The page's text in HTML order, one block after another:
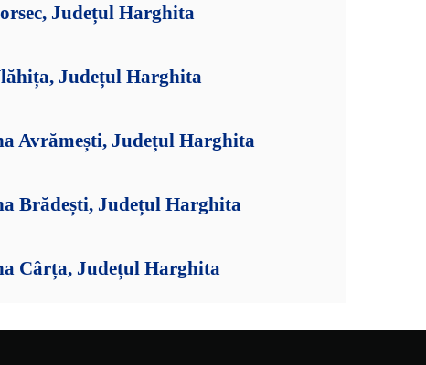
Județul Harghita
Județul Harghita
Avrămești, Județul Harghita
Brădești, Județul Harghita
Cârța, Județul Harghita